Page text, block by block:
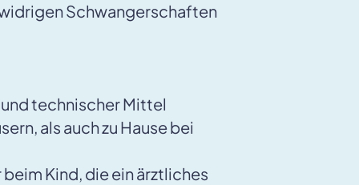
Schwangerschaften
technischer Mittel
als auch zu Hause bei
Kind, die ein ärztliches